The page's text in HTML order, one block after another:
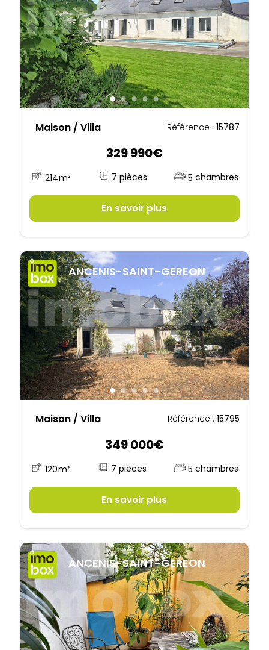
Maison / Villa Référence :15787
329 990€
214m² 7 5
En savoir plus
ANCENIS-SAINT-GEREON
Maison / Villa Référence :15795
349 000€
120m² 7 5
En savoir plus
ANCENIS-SAINT-GEREON